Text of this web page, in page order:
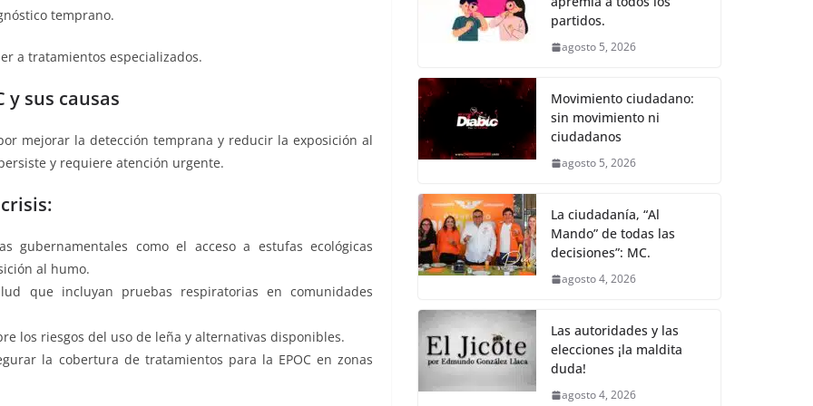
temprano.
a tratamientos especializados.
y sus causas
mejorar la detección temprana y reducir la exposición al
y requiere atención urgente.
gubernamentales como el acceso a estufas ecológicas
al humo.
que incluyan pruebas respiratorias en comunidades
los riesgos del uso de leña y alternativas disponibles.
la cobertura de tratamientos para la EPOC en zonas
b
o
o
k
A
p
n
g
a
partidos.
agosto 5, 2026
Movimiento ciudadano:
sin movimiento ni
ciudadanos
agosto 5, 2026
La ciudadanía, “Al
Mando” de todas las
decisiones”: MC.
agosto 4, 2026
Las autoridades y las
elecciones ¡la maldita
duda!
agosto 4, 2026